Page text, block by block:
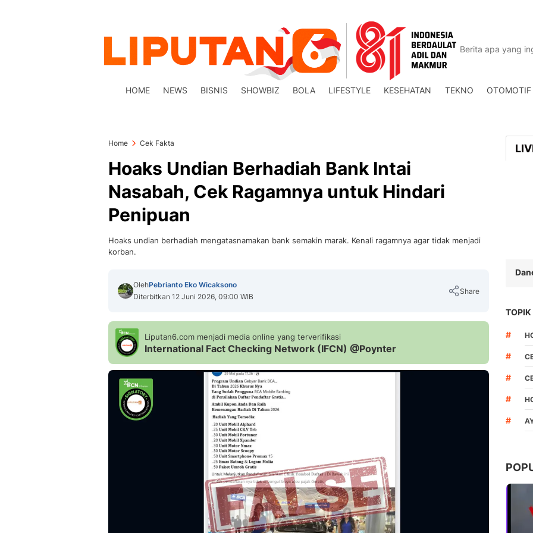
HOME NEWS BISNIS SHOWBIZ BOLA LIFESTYLE KESEHATAN TEKNO OTOMOTIF
Home Cek Fakta
Hoaks Undian Berhadiah Bank Intai
Nasabah, Cek Ragamnya untuk Hindari
Penipuan
Hoaks undian berhadiah mengatasnamakan bank semakin marak. Kenali ragamnya agar tidak menjadi
korban.
OlehPebrianto Eko Wicaksono
Diterbitkan 12 Juni 2026, 09:00 WIB
Share
Liputan6.com menjadi media online yang terverifikasi
International Fact Checking Network (IFCN) @Poynter
TOPIK
#
#
#
#
#